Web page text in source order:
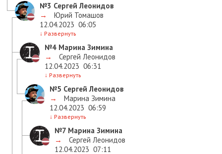
№3 Сергей Леонидов
→
Юрий Томашов
12.04.2023 06:05
↓ Развернуть
№4 Марина Зимина
→
Сергей Леонидов
12.04.2023 06:31
↓ Развернуть
№5 Сергей Леонидов
→
Марина Зимина
12.04.2023 06:59
↓ Развернуть
№7 Марина Зимина
→
Сергей Леонидов
12.04.2023 07:11